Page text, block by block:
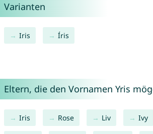
Varianten
Iris Íris
Eltern, die den Vornamen Yris
Iris Rose Liv Ivy